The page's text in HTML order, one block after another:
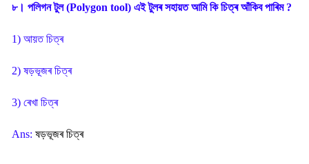
৮। পলিগন টুল (Polygon tool) এই টুলৰ সহায়ত আমি কি চিত্ৰ আঁকিব পাৰিম ?
1) আয়ত চিত্ৰ
2) ষড়ভূজৰ চিত্ৰ
3) ৰেখা চিত্ৰ
Ans: ষড়ভূজৰ চিত্ৰ